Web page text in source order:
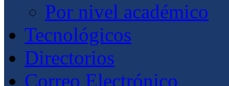
Por nivel académico
Tecnológicos
Directorios
Correo Electrónico